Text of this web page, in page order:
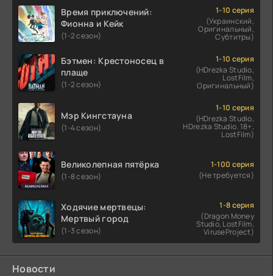
Время приключений:
Фионна и Кейк
(1-2 сезон)
1-10 серия
(Украинский,
Оригинальный,
Субтитры)
Бэтмен: Крестоносец в
плаще
(1-2 сезон)
1-10 серия
(HDrezka Studio,
LostFilm,
Оригинальный)
Мэр Кингстауна
(1-4 сезон)
1-10 серия
(HDrezka Studio,
HDrezka Studio. 18+,
LostFilm)
Великолепная пятёрка
(1-8 сезон)
1-100 серия
(Не требуется)
Ходячие мертвецы:
Мертвый город
(1-3 сезон)
1-8 серия
(Dragon Money
Studio, LostFilm,
ViruseProject)
Новости